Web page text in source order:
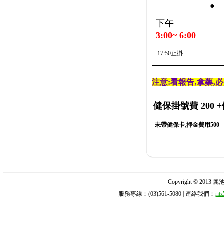
下午
3:00~ 6:00
17:50止掛
●
注意:看報告‚拿藥‚
健保掛號費 200 +
未帶健保卡,押金費用500
Copyright © 2013 麗
服務專線︰(03)561-5080 | 連絡我們︰